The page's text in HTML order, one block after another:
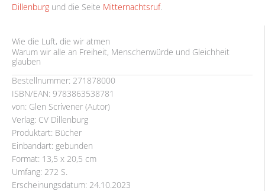
Wie die Luft, die wir atmen
Warum wir alle an Freiheit, Menschenwürde und Gleichheit
glauben
Bestellnummer: 271878000
ISBN/EAN: 9783863538781
von: Glen Scrivener (Autor)
Verlag: CV Dillenburg
Produktart: Bücher
Einbandart: gebunden
Format: 13,5 x 20,5 cm
Umfang: 272 S.
Erscheinungsdatum: 24.10.2023
Dillenburg und die Seite Mitternachtsruf.